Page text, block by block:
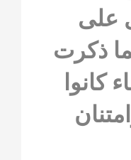
على
ذكرت
كانوا